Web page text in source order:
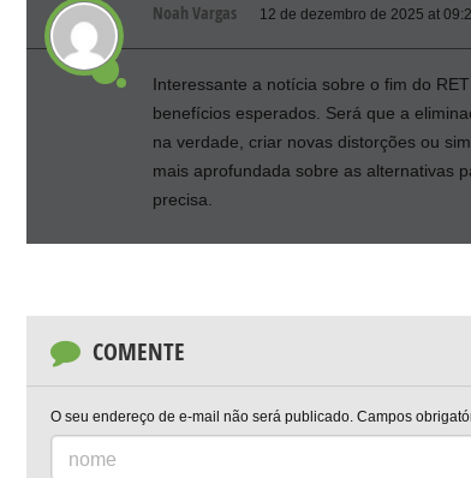
Noah Vargas 12 de dezembro de 2025 at
Interessante a notícia sobre o fim do
benefícios esperados. Será que a
na verdade, criar novas distorções ou
mais aprofundada sobre as alternativas
precisa.
COMENTE
O seu endereço de e-mail não será publicado. Campos
nome